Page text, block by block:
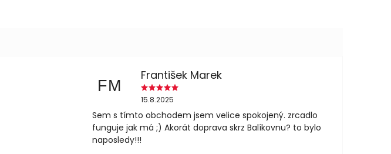
FM
František Marek
15.8.2025
Sem s tímto obchodem jsem velice spokojený. zrcadlo
funguje jak má ;) Akorát doprava skrz Balíkovnu? to bylo
naposledy!!!